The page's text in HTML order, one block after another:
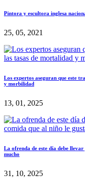
Pintora y escultora inglesa
25, 05, 2021
Los expertos aseguran que este
y morbilidad
13, 01, 2025
La ofrenda de este día debe
mucho
31, 10, 2025